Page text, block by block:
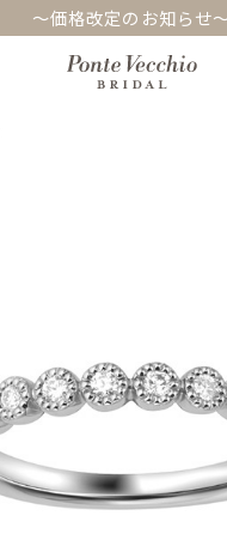
～価格改定のお知らせ